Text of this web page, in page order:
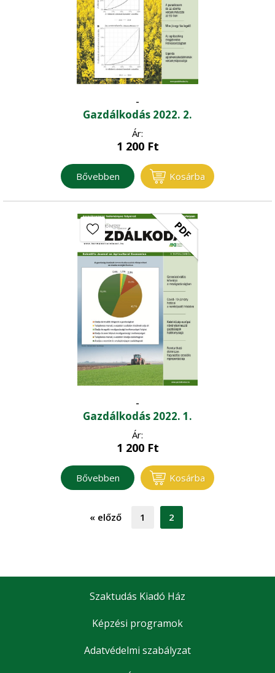
-
Gazdálkodás 2022. 2.
Ár:
1 200Ft
Bővebben Kosárba
PDF
-
Gazdálkodás 2022. 1.
Ár:
1 200Ft
Bővebben Kosárba
« előző 1 2
Szaktudás Kiadó Ház
Képzési programok
Adatvédelmi szabályzat